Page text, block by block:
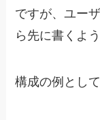
ですが、ユー
ら先に書くよ
構成の例として